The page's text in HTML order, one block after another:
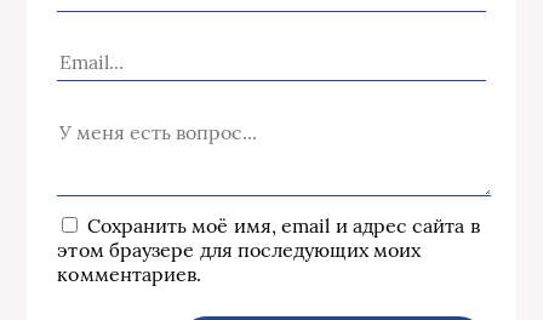
Сохранить моё имя, email и адрес сайта в
этом браузере для последующих моих
комментариев.